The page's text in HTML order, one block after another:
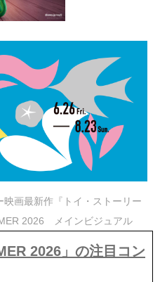
画最新作『トイ・ストーリー
2026 メインビジュアル
2026」の注目コン